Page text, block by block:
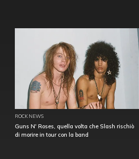
ROCK NEWS
Guns N' Roses, quella volta che Slash rischiò
di morire in tour con la band